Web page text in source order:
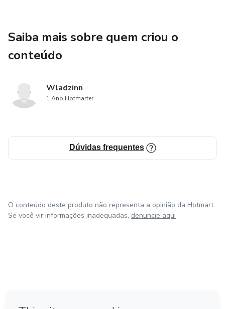
Saiba mais sobre quem criou o
conteúdo
Wladzinn
1 Ano Hotmarter
Dúvidas frequentes
O conteúdo deste produto não representa a opinião da Hotmart.
Se você vir informações inadequadas, denuncie aqui